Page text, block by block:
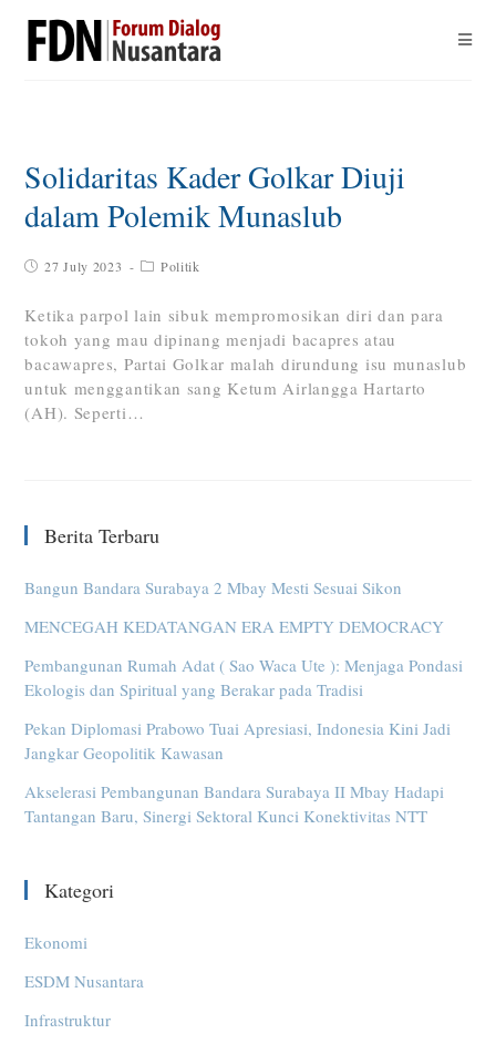
Solidaritas Kader Golkar Diuji
dalam Polemik Munaslub
27 July 2023 Politik
Ketika parpol lain sibuk mempromosikan diri dan para
tokoh yang mau dipinang menjadi bacapres atau
bacawapres, Partai Golkar malah dirundung isu munaslub
untuk menggantikan sang Ketum Airlangga Hartarto
(AH). Seperti…
Berita Terbaru
Bangun Bandara Surabaya 2 Mbay Mesti Sesuai Sikon
MENCEGAH KEDATANGAN ERA EMPTY DEMOCRACY
Pembangunan Rumah Adat ( Sao Waca Ute ): Menjaga Pondasi
Ekologis dan Spiritual yang Berakar pada Tradisi
Pekan Diplomasi Prabowo Tuai Apresiasi, Indonesia Kini Jadi
Jangkar Geopolitik Kawasan
Akselerasi Pembangunan Bandara Surabaya II Mbay Hadapi
Tantangan Baru, Sinergi Sektoral Kunci Konektivitas NTT
Kategori
Ekonomi
ESDM Nusantara
Infrastruktur